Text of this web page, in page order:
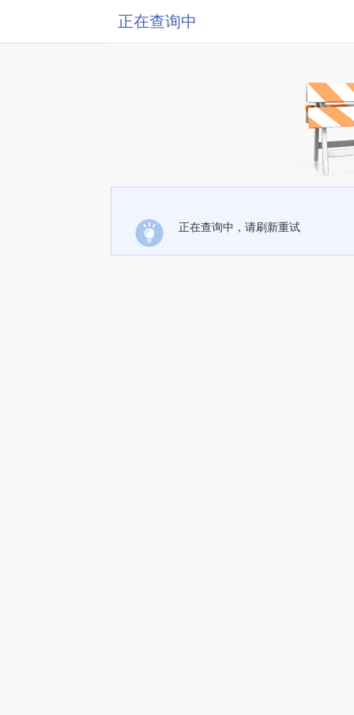
正在查询中
正在查询中，请刷新重试